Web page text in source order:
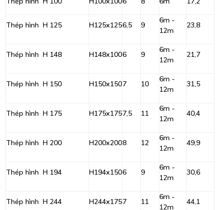
Thép hình H 125 H125x1256,5 9
6m -
12m
23,8
Thép hình H 148 H148x1006 9
6m -
12m
21,7
Thép hình H 150 H150x1507 10
6m -
12m
31,5
Thép hình H 175 H175x1757,5 11
6m -
12m
40,4
Thép hình H 200 H200x2008 12
6m -
12m
49,9
Thép hình H 194 H194x1506 9
6m -
12m
30,6
Thép hình H 244 H244x1757 11
6m -
12m
44,1